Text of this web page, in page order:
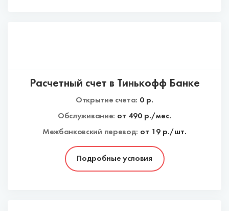
Подробные условия
Расчетный счет в Тинькофф Банке
Открытие счета: 0 р.
Обслуживание: от 490р./мес.
Межбанковский перевод: от 19 р./шт.